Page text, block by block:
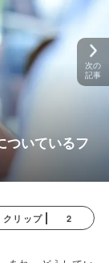
ついているフ
次の
記事
クリップ 2